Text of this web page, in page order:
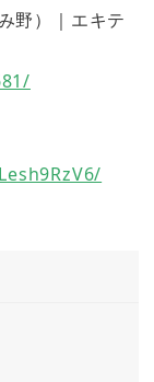
野）｜エキテ